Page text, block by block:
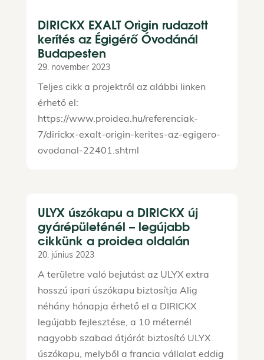
DIRICKX EXALT Origin rudazott
kerítés az Égigérő Óvodánál
Budapesten
29. november 2023
Teljes cikk a projektről az alábbi linken
érhető el:
https://www.proidea.hu/referenciak-
7/dirickx-exalt-origin-kerites-az-egigero-
ovodanal-22401.shtml
ULYX úszókapu a DIRICKX új
gyárépületénél – legújabb
cikkünk a proidea oldalán
20. június 2023
A területre való bejutást az ULYX extra
hosszú ipari úszókapu biztosítja Alig
néhány hónapja érhető el a DIRICKX
legújabb fejlesztése, a 10 méternél
nagyobb szabad átjárót biztosító ULYX
úszókapu, melyből a francia vállalat eddig